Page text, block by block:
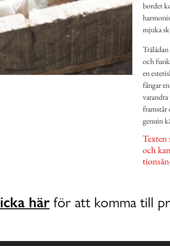
bordet
mjuka
och
en
fångar
framstår
genuin
här för att komma till